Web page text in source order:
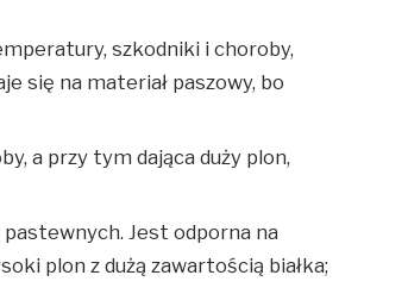
szkodniki i choroby,
się na materiał paszowy, bo
a przy tym dająca duży plon,
pastewnych. Jest odporna na
plon z dużą zawartością białka;